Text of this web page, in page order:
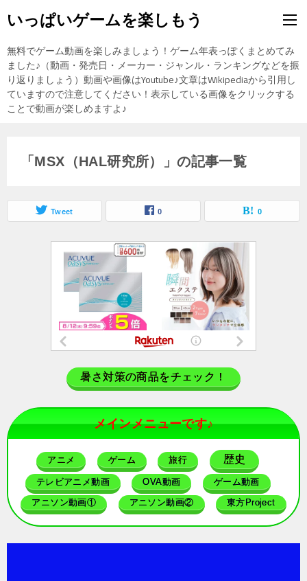
いっぱいゲームを楽しもう
無料でゲーム動画を楽しみましょう！ゲーム年表っぽくまとめてみ
ました♪（動画・発売日・メーカー・ジャンル・ランキングなどを振
り返りましょう）動画や画像はYoutube♪文章はWikipediaから引用し
ていますので注意してください！表示している画像をクリックする
ことで動画が楽しめますよ♪
「MSX（HAL研究所）」の記事一覧
Tweet 0 0
暑さ対策の商品をチェック！
メインメニューです♪
アニメ ゲーム 旅行 歴史
テレビアニメ動画 OVA動画 ゲーム動画
アニソン動画① アニソン動画② 東方Project